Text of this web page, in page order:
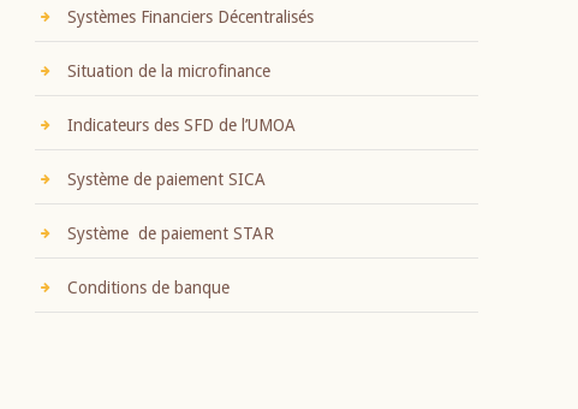
Systèmes Financiers Décentralisés
Situation de la microfinance
Indicateurs des SFD de l’UMOA
Système de paiement SICA
Système de paiement STAR
Conditions de banque